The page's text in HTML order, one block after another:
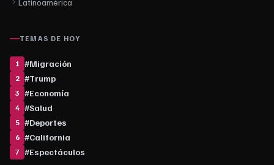
TEMAS DE HOY
1 #Migración
2 #Trump
3 #Economía
4 #Salud
5 #Deportes
6 #California
7 #Espectáculos